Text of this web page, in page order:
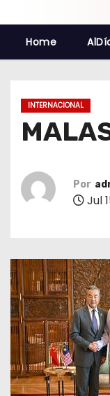
Home
INTERNACIONAL
Por
Jul